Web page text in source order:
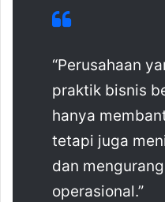
“Perusahaan
praktik bisnis
hanya
tetapi juga
dan
operasional.”